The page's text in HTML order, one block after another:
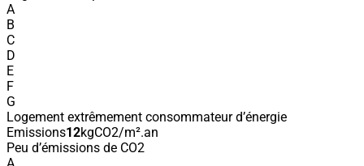
A
B
C
D
E
F
G
Logement extrêmement consommateur d’énergie
Emissions12kgCO2/m².an
Peu d’émissions de CO2